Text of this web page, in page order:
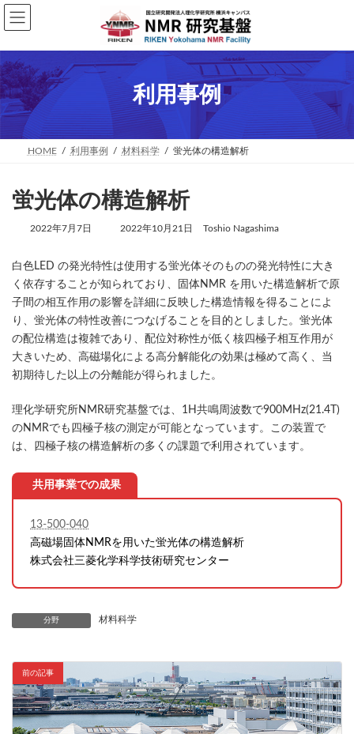
コ
ン
ン
ツ
へ
ス
キ
ッ
ナ
ビ
ー
シ
ョ
ン
に
移
利用事例
HOME 利用事例 材料科学 蛍光体の構造解析
蛍光体の構造解析
2022年7月7日
最
新
日
:
2022年10月21日 Toshio Nagashima
白色LED の発光特性は使用する蛍光体そのものの発光特性に大き
く依存することが知られており、固体NMR を用いた構造解析で原
子間の相互作用の影響を詳細に反映した構造情報を得ることによ
り、蛍光体の特性改善につなげることを目的としました。蛍光体
の配位構造は複雑であり、配位対称性が低く核四極子相互作用が
大きいため、高磁場化による高分解能化の効果は極めて高く、当
初期待した以上の分離能が得られました。
理化学研究所NMR研究基盤では、1H共鳴周波数で900MHz(21.4T)
のNMRでも四極子核の測定が可能となっています。この装置で
は、四極子核の構造解析の多くの課題で利用されています。
共用事業での成果
13-500-040
高磁場固体NMRを用いた蛍光体の構造解析
株式会社三菱化学科学技術研究センター
分野 材料科学
前の記事